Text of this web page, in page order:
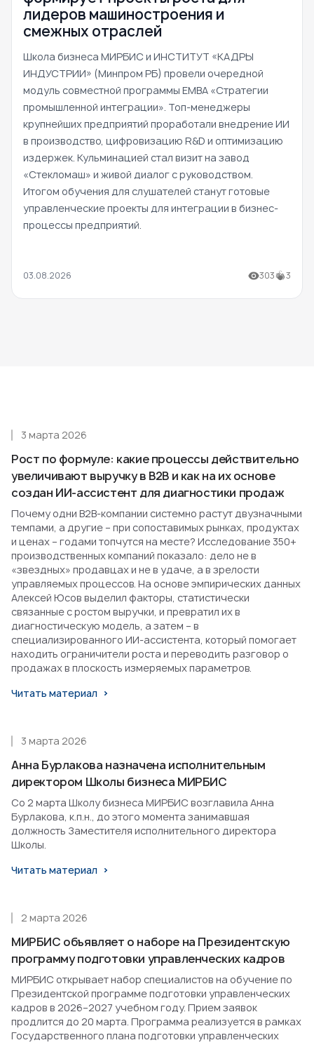
лидеров машиностроения и
смежных отраслей
Школа бизнеса МИРБИС и ИНСТИТУТ «КАДРЫ
ИНДУСТРИИ» (Минпром РБ) провели очередной
модуль совместной программы EMBA «Стратегии
промышленной интеграции». Топ-менеджеры
крупнейших предприятий проработали внедрение ИИ
в производство, цифровизацию R&D и оптимизацию
издержек. Кульминацией стал визит на завод
«Стекломаш» и живой диалог с руководством.
Итогом обучения для слушателей станут готовые
управленческие проекты для интеграции в бизнес-
процессы предприятий.
03.08.2026 303 3
Рост по формуле: какие процессы действительно
увеличивают выручку в B2B и как на их основе
создан ИИ-ассистент для диагностики продаж
3 марта 2026
Почему одни B2B-компании системно растут двузначными
темпами, а другие – при сопоставимых рынках, продуктах
и ценах – годами топчутся на месте? Исследование 350+
производственных компаний показало: дело не в
«звездных» продавцах и не в удаче, а в зрелости
управляемых процессов. На основе эмпирических данных
Алексей Юсов выделил факторы, статистически
связанные с ростом выручки, и превратил их в
диагностическую модель, а затем – в
специализированного ИИ-ассистента, который помогает
находить ограничители роста и переводить разговор о
продажах в плоскость измеряемых параметров.
Читать материал
Анна Бурлакова назначена исполнительным
директором Школы бизнеса МИРБИС
3 марта 2026
Со 2 марта Школу бизнеса МИРБИС возглавила Анна
Бурлакова, к.п.н., до этого момента занимавшая
должность Заместителя исполнительного директора
Школы.
Читать материал
МИРБИС объявляет о наборе на Президентскую
программу подготовки управленческих кадров
2 марта 2026
МИРБИС открывает набор специалистов на обучение по
Президентской программе подготовки управленческих
кадров в 2026–2027 учебном году. Прием заявок
продлится до 20 марта. Программа реализуется в рамках
Государственного плана подготовки управленческих